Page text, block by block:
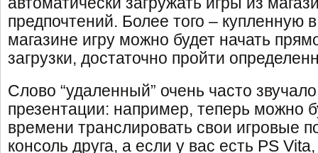
предпочтений. Более того – купленную
магазине игру можно будет начать
загрузки, достаточно пройти
Слово “удаленный” очень часто
презентации: например, теперь можно
времени транслировать свои игровые
консоль друга, а если у вас есть PS